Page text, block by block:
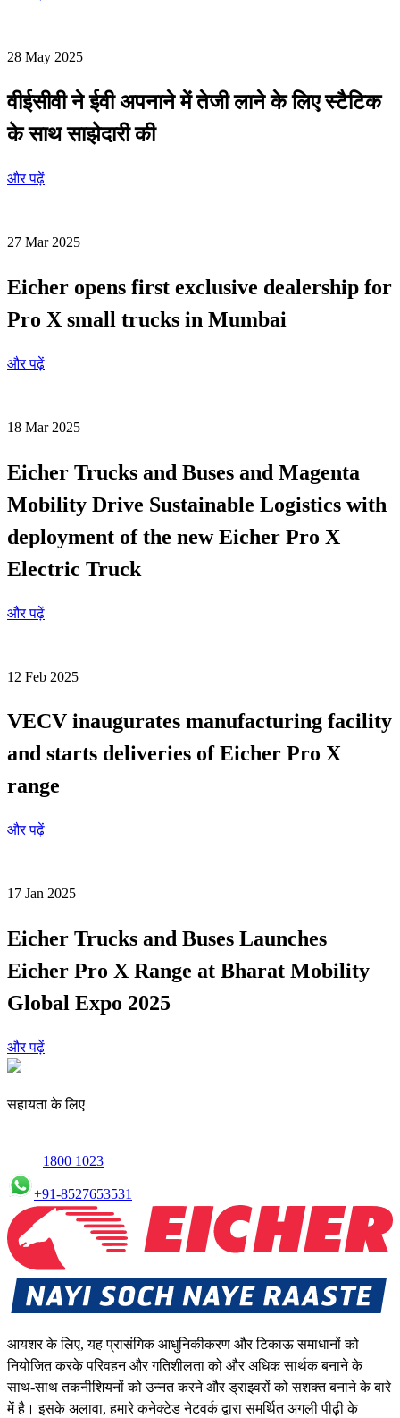
28 May 2025
वीईसीवी ने ईवी अपनाने में तेजी लाने के लिए स्टैटिक
के साथ साझेदारी की
और पढ़ें
27 Mar 2025
Eicher opens first exclusive dealership for
Pro X small trucks in Mumbai
और पढ़ें
18 Mar 2025
Eicher Trucks and Buses and Magenta
Mobility Drive Sustainable Logistics with
deployment of the new Eicher Pro X
Electric Truck
और पढ़ें
12 Feb 2025
VECV inaugurates manufacturing facility
and starts deliveries of Eicher Pro X
range
और पढ़ें
17 Jan 2025
Eicher Trucks and Buses Launches
Eicher Pro X Range at Bharat Mobility
Global Expo 2025
और पढ़ें
सहायता के लिए
1800 1023
+91-8527653531
आयशर के लिए, यह प्रासंगिक आधुनिकीकरण और टिकाऊ समाधानों को
नियोजित करके परिवहन और गतिशीलता को और अधिक सार्थक बनाने के
साथ-साथ तकनीशियनों को उन्नत करने और ड्राइवरों को सशक्त बनाने के बारे
में है। इसके अलावा, हमारे कनेक्टेड नेटवर्क द्वारा समर्थित अगली पीढ़ी के